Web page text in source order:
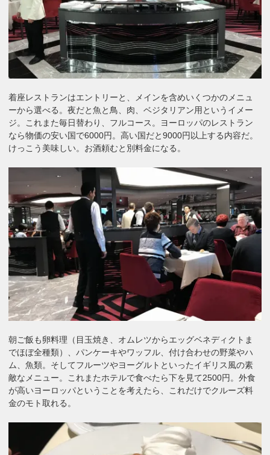
着座レストランはエントリーと、メインを含めいくつかのメニュ
ーから選べる。夜だと魚と鳥、肉、ベジタリアン用というイメー
ジ。これまた毎日替わり、フルコース。ヨーロッパのレストラン
なら物価の安い国で6000円。高い国だと9000円以上する内容だ。
けっこう美味しい。お酒頼むと別料金になる。
朝ご飯も卵料理（目玉焼き、オムレツからエッグベネディクトま
でほぼ全種類）、パンケーキやワッフル、付け合わせの野菜やハ
ム、魚類。そしてフルーツやヨーグルトといったイギリス風の素
敵なメニュー。これまたホテルで食べたら下を見て2500円。外食
が高いヨーロッパということを考えたら、これだけでクルーズ料
金のモト取れる。